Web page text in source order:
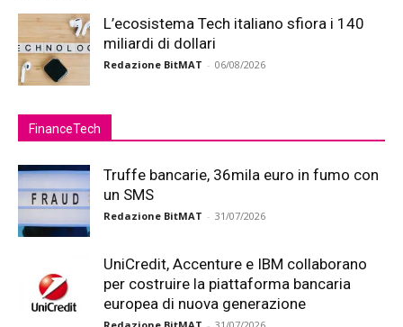
L’ecosistema Tech italiano sfiora i 140
miliardi di dollari
Redazione BitMAT - 06/08/2026
FinanceTech
Truffe bancarie, 36mila euro in fumo con
un SMS
Redazione BitMAT - 31/07/2026
UniCredit, Accenture e IBM collaborano
per costruire la piattaforma bancaria
europea di nuova generazione